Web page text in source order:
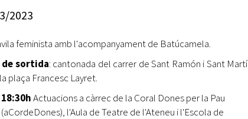
jove 2026
Cerdanyola opta a més de 5 milions d'euros del Pla de
l'entorn de l'avinguda Catalunya
El FIT presenta el cartell de la seva 16a edició i dona el
2023
feminista amb l'acompanyament de Batúcamela.
sortida: cantonada del carrer de Sant Ramón i Sant Martí
plaça Francesc Layret.
18:30hActuacions a càrrec de la Coral Dones per la Pau
(aCordeDones), l'Aula de Teatre de l'Ateneu i l'Escola de